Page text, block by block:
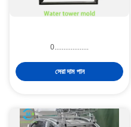
0...................
সেরা দাম পান